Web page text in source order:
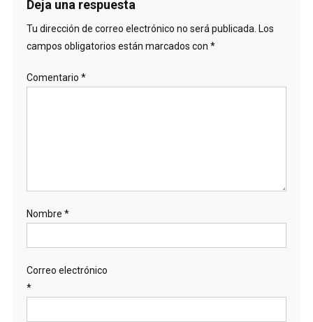
Deja una respuesta
Tu dirección de correo electrónico no será publicada. Los
campos obligatorios están marcados con *
Comentario *
Nombre *
Correo electrónico
*